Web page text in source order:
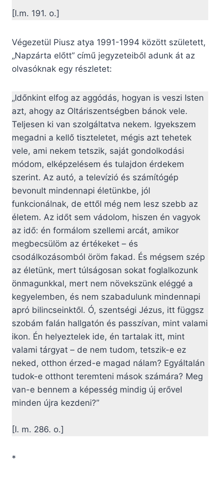
[I.m. 191. o.]
Végezetül Piusz atya 1991-1994 között született,
„Napzárta előtt” című jegyzeteiből adunk át az
olvasóknak egy részletet:
„Időnkint elfog az aggódás, hogyan is veszi Isten
azt, ahogy az Oltáriszentségben bánok vele.
Teljesen ki van szolgáltatva nekem. Igyekszem
megadni a kellő tiszteletet, mégis azt tehetek
vele, ami nekem tetszik, saját gondolkodási
módom, elképzelésem és tulajdon érdekem
szerint. Az autó, a televízió és számítógép
bevonult mindennapi életünkbe, jól
funkcionálnak, de ettől még nem lesz szebb az
életem. Az időt sem vádolom, hiszen én vagyok
az idő: én formálom szellemi arcát, amikor
megbecsülöm az értékeket – és
csodálkozásomból öröm fakad. És mégsem szép
az életünk, mert túlságosan sokat foglalkozunk
önmagunkkal, mert nem növekszünk eléggé a
kegyelemben, és nem szabadulunk mindennapi
apró bilincseinktől. Ó, szentségi Jézus, itt függsz
szobám falán hallgatón és passzívan, mint valami
ikon. Én helyeztelek ide, én tartalak itt, mint
valami tárgyat – de nem tudom, tetszik-e ez
neked, otthon érzed-e magad nálam? Egyáltalán
tudok-e otthont teremteni mások számára? Meg
van-e bennem a képesség mindig új erővel
minden újra kezdeni?”
[I. m. 286. o.]
*